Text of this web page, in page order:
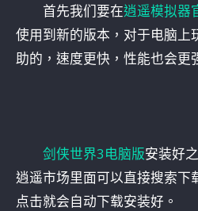
首先我们要在逍遥模拟器
使用到新的版本，对于电脑上
助的，速度更快，性能也会更
剑侠世界3电脑版安装好
逍遥市场里面可以直接搜索下
点击就会自动下载安装好。